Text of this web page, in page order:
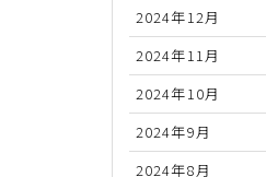
2024年12月
2024年11月
2024年10月
2024年9月
2024年8月